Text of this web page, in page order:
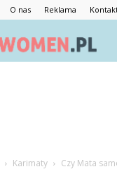
O nas Reklama
Karimaty Czy Mata